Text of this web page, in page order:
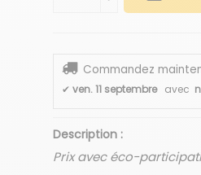
Commandez
✔ ven. 11 septembre avec
Description :
Prix avec éco-